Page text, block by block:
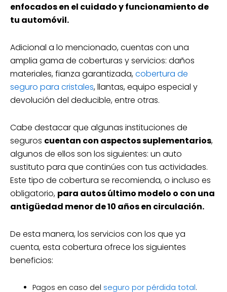
enfocados en el cuidado y funcionamiento de
tu automóvil.
Adicional a lo mencionado, cuentas con una
amplia gama de coberturas y servicios: daños
materiales, fianza garantizada,cobertura de
seguro para cristales, llantas, equipo especial y
devolución del deducible, entre otras.
Cabe destacar que algunas instituciones de
seguros cuentan con aspectos suplementarios,
algunos de ellos son los siguientes: un auto
sustituto para que continúes con tus actividades.
Este tipo de cobertura se recomienda, o incluso es
obligatorio, para autos último modelo o con una
antigüedad menor de 10 años en circulación.
De esta manera, los servicios con los que ya
cuenta, esta cobertura ofrece los siguientes
beneficios:
Pagos en caso del seguro por pérdida total.